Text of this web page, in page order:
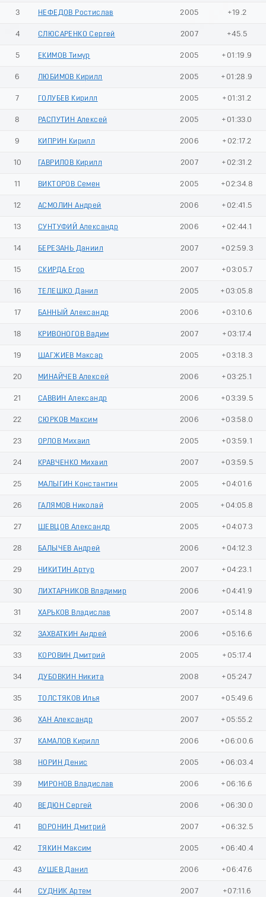
3 НЕФЕДОВ Ростислав 2005 +19.2
4 СЛЮСАРЕНКО Сергей 2007 +45.5
5 ЕКИМОВ Тимур 2005 +01:19.9
6 ЛЮБИМОВ Кирилл 2005 +01:28.9
7 ГОЛУБЕВ Кирилл 2005 +01:31.2
8 РАСПУТИН Алексей 2005 +01:33.0
9 КИПРИН Кирилл 2006 +02:17.2
10 ГАВРИЛОВ Кирилл 2007 +02:31.2
11 ВИКТОРОВ Семен 2005 +02:34.8
12 АСМОЛИН Андрей 2006 +02:41.5
13 СУНТУФИЙ Александр 2006 +02:44.1
14 БЕРЕЗАНЬ Даниил 2007 +02:59.3
15 СКИРДА Егор 2007 +03:05.7
16 ТЕЛЕШКО Данил 2005 +03:05.8
17 БАННЫЙ Александр 2006 +03:10.6
18 КРИВОНОГОВ Вадим 2007 +03:17.4
19 ШАГЖИЕВ Максар 2005 +03:18.3
20 МИНАЙЧЕВ Алексей 2006 +03:25.1
21 САВВИН Александр 2006 +03:39.5
22 СЮРКОВ Максим 2006 +03:58.0
23 ОРЛОВ Михаил 2005 +03:59.1
24 КРАВЧЕНКО Михаил 2007 +03:59.5
25 МАЛЫГИН Константин 2005 +04:01.6
26 ГАЛЯМОВ Николай 2005 +04:05.8
27 ШЕВЦОВ Александр 2005 +04:07.3
28 БАЛЫЧЕВ Андрей 2006 +04:12.3
29 НИКИТИН Артур 2007 +04:23.1
30 ЛИХТАРНИКОВ Владимир 2006 +04:41.9
31 ХАРЬКОВ Владислав 2007 +05:14.8
32 ЗАХВАТКИН Андрей 2006 +05:16.6
33 КОРОВИН Дмитрий 2005 +05:17.4
34 ДУБОВКИН Никита 2008 +05:24.7
35 ТОЛСТЯКОВ Илья 2007 +05:49.6
36 ХАН Александр 2007 +05:55.2
37 КАМАЛОВ Кирилл 2006 +06:00.6
38 НОРИН Денис 2005 +06:03.4
39 МИРОНОВ Владислав 2006 +06:16.6
40 ВЕДЮН Сергей 2006 +06:30.0
41 ВОРОНИН Дмитрий 2007 +06:32.5
42 ТЯКИН Максим 2005 +06:40.4
43 АУШЕВ Данил 2006 +06:47.6
44 СУДНИК Артем 2007 +07:11.6